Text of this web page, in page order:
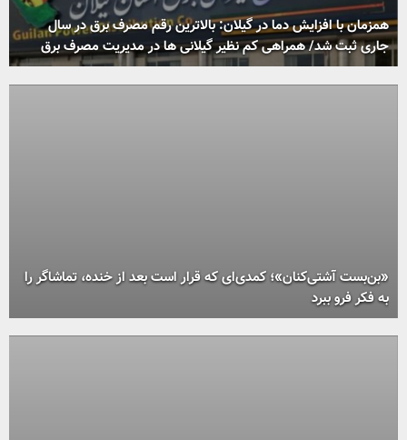
همزمان با افزایش دما در گیلان: بالاترین رقم مصرف برق در سال
جاری ثبت شد/ همراهی كم نظیر گیلانی ها در مدیریت مصرف برق
«بن‌بست آشتی‌کنان»؛ کمدی‌ای که قرار است بعد از خنده، تماشاگر را
به فکر فرو ببرد